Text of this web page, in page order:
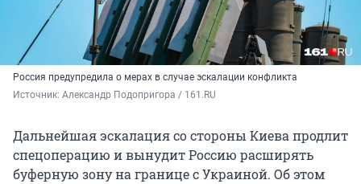
Россия предупредила о мерах в случае эскалации конфликта
Источник: Александр Подопригора / 161.RU
Дальнейшая эскалация со стороны Киева продлит
спецоперацию и вынудит Россию расширять
буферную зону на границе с Украиной. Об этом